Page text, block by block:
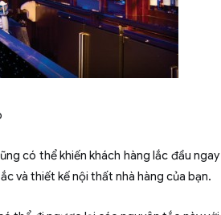
có thể khiến khách hàng lắc đầu ngay
và thiết kế nội thất nhà hàng của bạn.